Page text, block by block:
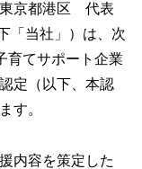
東京都港区 代表
「当社」）は、次
育てサポート企業
定（以下、本認
す。
内容を策定した